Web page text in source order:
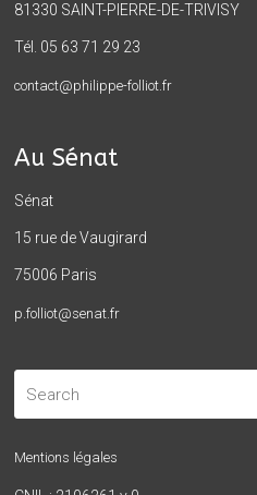
81330 SAINT-PIERRE-DE-TRIVISY
Tél. 05 63 71 29 23
contact@philippe-folliot.fr
Au Sénat
Sénat
15 rue de Vaugirard
75006 Paris
p.folliot@senat.fr
Mentions légales